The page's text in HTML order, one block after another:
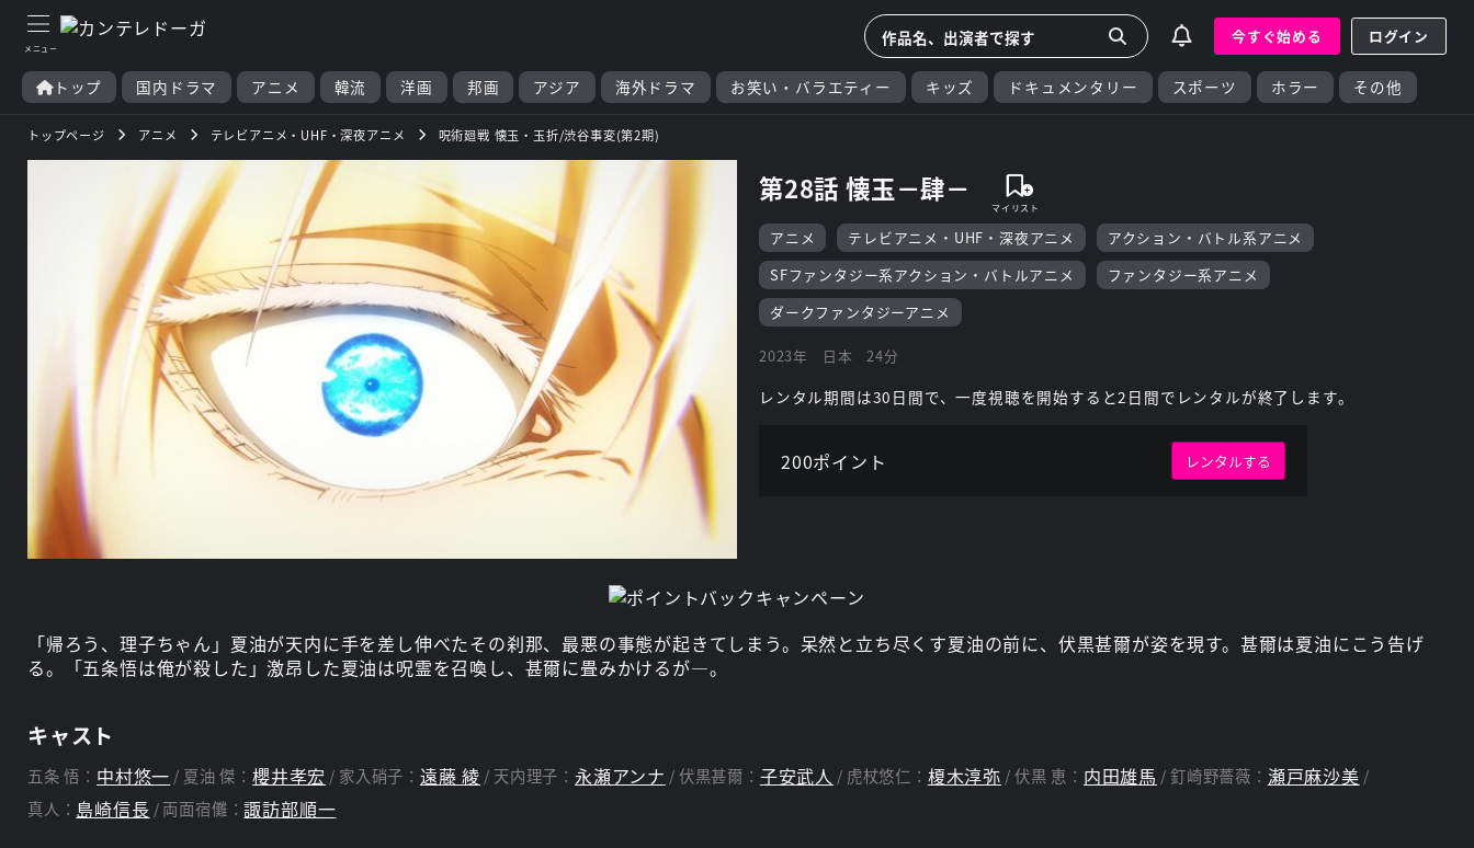
今すぐ始める ログイン
トップ 国内ドラマ アニメ 韓流 洋画 邦画 アジア 海外ドラマ お笑い・バラエティー キッズ ドキュメンタリー スポーツ ホラー その他
トップページ アニメ テレビアニメ・UHF・深夜アニメ 呪術廻戦 懐玉・玉折/渋谷事変(第2期)
第28話 懐玉－肆－
アニメ テレビアニメ・UHF・深夜アニメ
アクション・バトル系アニメ
SFファンタジー系アクション・バトルアニメ
ファンタジー系アニメ
ダークファンタジーアニメ
2023年 日本 24分
レンタル期間は30日間で、一度視聴を開始すると2日間でレンタルが終了します。
200ポイント レンタルする
「帰ろう、理子ちゃん」夏油が天内に手を差し伸べたその刹那、最悪の事態が起きてしまう。呆然と立ち尽くす夏油の前に、伏黒甚爾が姿を現す。甚爾は夏油にこう告げ
る。「五条悟は俺が殺した」激昂した夏油は呪霊を召喚し、甚爾に畳みかけるが―。
キャスト
五条 悟： 中村悠一 夏油 傑：櫻井孝宏 家入硝子：遠藤 綾 天内理子： 永瀬アンナ 伏黒甚爾： 子安武人 虎杖悠仁： 榎木淳弥 伏黒 恵： 内田雄馬 釘崎野薔薇： 瀬戸麻沙美
真人： 島崎信長 両面宿儺：諏訪部順一